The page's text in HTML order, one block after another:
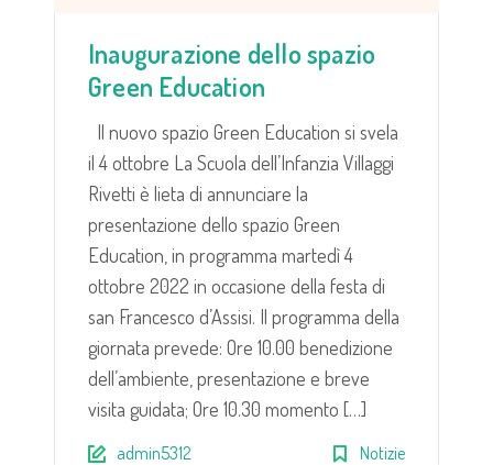
Inaugurazione dello spazio
Green Education
Il nuovo spazio Green Education si svela
il 4 ottobre La Scuola dell’Infanzia Villaggi
Rivetti è lieta di annunciare la
presentazione dello spazio Green
Education, in programma martedì 4
ottobre 2022 in occasione della festa di
san Francesco d’Assisi. Il programma della
giornata prevede: Ore 10.00 benedizione
dell’ambiente, presentazione e breve
visita guidata; Ore 10.30 momento […]
admin5312 Notizie